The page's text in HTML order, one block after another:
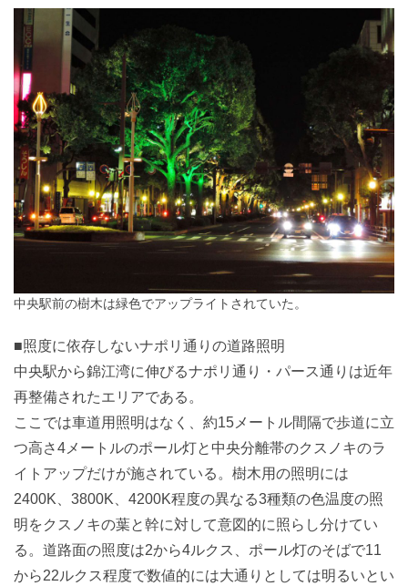
中央駅前の樹木は緑色でアップライトされていた。
■照度に依存しないナポリ通りの道路照明
中央駅から錦江湾に伸びるナポリ通り・パース通りは近年
再整備されたエリアである。
ここでは車道用照明はなく、約15メートル間隔で歩道に立
つ高さ4メートルのポール灯と中央分離帯のクスノキのラ
イトアップだけが施されている。樹木用の照明には
2400K、3800K、4200K程度の異なる3種類の色温度の照
明をクスノキの葉と幹に対して意図的に照らし分けてい
る。道路面の照度は2から4ルクス、ポール灯のそばで11
から22ルクス程度で数値的には大通りとしては明るいとい